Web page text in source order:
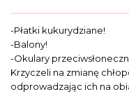
-Płatki kukurydziane!
-Balony!
-Okulary
Krzyczeli na zmianę
odprowadzając ich na